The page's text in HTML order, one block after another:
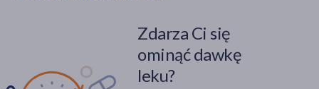
Zdarza Ci się
ominąć dawkę
leku?